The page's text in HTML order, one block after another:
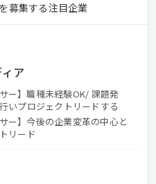
募集する注目企業
ア
ー】職種未経験OK/ 課題発
いプロジェクトリードする
ー】今後の企業変革の中心と
リード